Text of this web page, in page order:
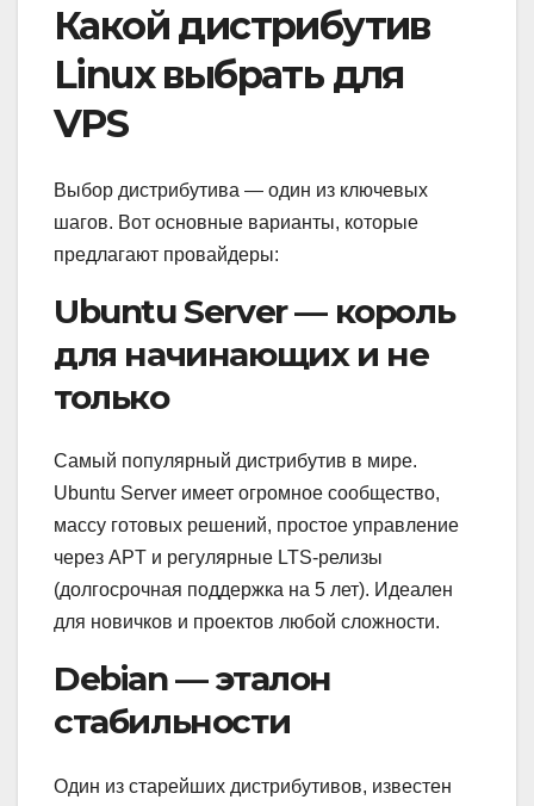
Какой дистрибутив
Linux выбрать для
VPS
Выбор дистрибутива — один из ключевых
шагов. Вот основные варианты, которые
предлагают провайдеры:
Ubuntu Server — король
для начинающих и не
только
Самый популярный дистрибутив в мире.
Ubuntu Server имеет огромное сообщество,
массу готовых решений, простое управление
через APT и регулярные LTS-релизы
(долгосрочная поддержка на 5 лет). Идеален
для новичков и проектов любой сложности.
Debian — эталон
стабильности
Один из старейших дистрибутивов, известен